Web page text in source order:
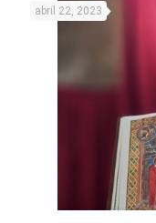
abril 22, 2023